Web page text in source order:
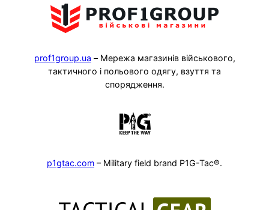
prof1group.ua – Мережа магазинів військового,
тактичного і польового одягу, взуття та
спорядження.
p1gtac.com – Military field brand P1G-Tac®.